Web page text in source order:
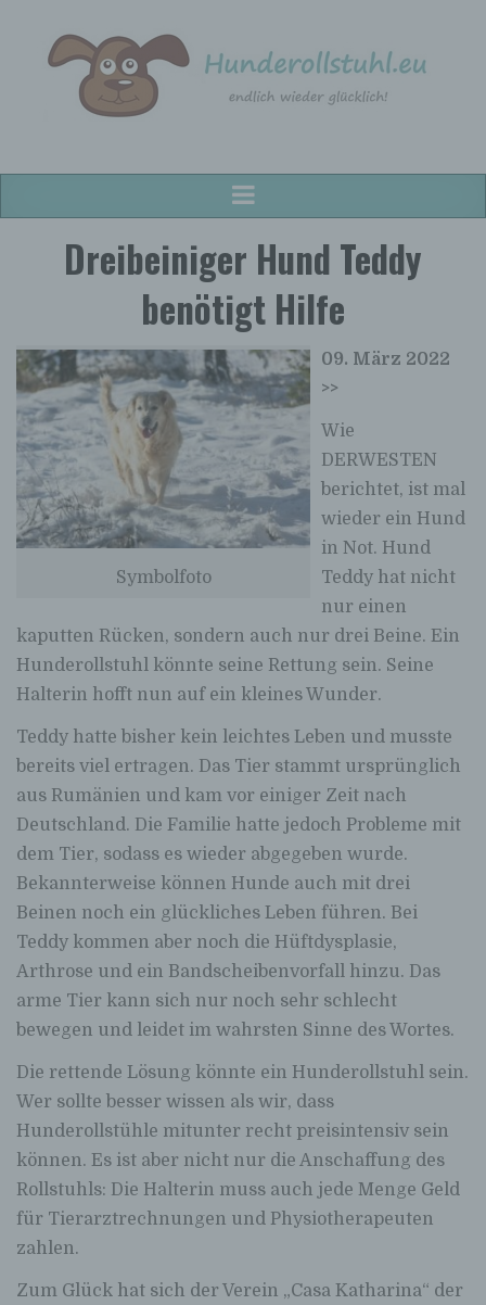
Hunderollstuhl.eu
Dreibeiniger Hund Teddy
benötigt Hilfe
Symbolfoto
09. März 2022
>>
Wie
DERWESTEN
berichtet, ist mal
wieder ein Hund
in Not. Hund
Teddy hat nicht
nur einen
kaputten Rücken, sondern auch nur drei Beine. Ein
Hunderollstuhl könnte seine Rettung sein. Seine
Halterin hofft nun auf ein kleines Wunder.
Teddy hatte bisher kein leichtes Leben und musste
bereits viel ertragen. Das Tier stammt ursprünglich
aus Rumänien und kam vor einiger Zeit nach
Deutschland. Die Familie hatte jedoch Probleme mit
dem Tier, sodass es wieder abgegeben wurde.
Bekannterweise können Hunde auch mit drei
Beinen noch ein glückliches Leben führen. Bei
Teddy kommen aber noch die Hüftdysplasie,
Arthrose und ein Bandscheibenvorfall hinzu. Das
arme Tier kann sich nur noch sehr schlecht
bewegen und leidet im wahrsten Sinne des Wortes.
Die rettende Lösung könnte ein Hunderollstuhl sein.
Wer sollte besser wissen als wir, dass
Hunderollstühle mitunter recht preisintensiv sein
können. Es ist aber nicht nur die Anschaffung des
Rollstuhls: Die Halterin muss auch jede Menge Geld
für Tierarztrechnungen und Physiotherapeuten
zahlen.
Zum Glück hat sich der Verein „Casa Katharina“ der